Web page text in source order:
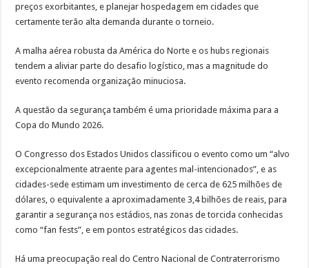
preços exorbitantes, e planejar hospedagem em cidades que
certamente terão alta demanda durante o torneio.
A malha aérea robusta da América do Norte e os hubs regionais
tendem a aliviar parte do desafio logístico, mas a magnitude do
evento recomenda organização minuciosa.
A questão da segurança também é uma prioridade máxima para a
Copa do Mundo 2026.
O Congresso dos Estados Unidos classificou o evento como um “alvo
excepcionalmente atraente para agentes mal-intencionados”, e as
cidades-sede estimam um investimento de cerca de 625 milhões de
dólares, o equivalente a aproximadamente 3,4 bilhões de reais, para
garantir a segurança nos estádios, nas zonas de torcida conhecidas
como “fan fests”, e em pontos estratégicos das cidades.
Há uma preocupação real do Centro Nacional de Contraterrorismo